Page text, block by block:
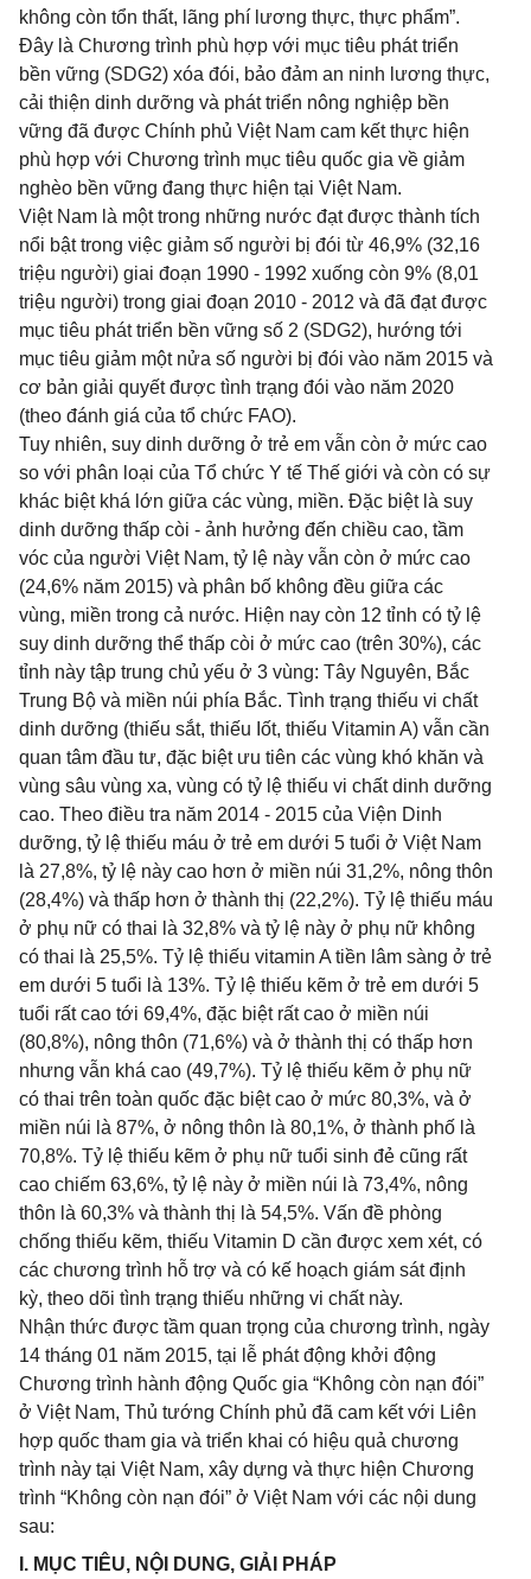
không còn tổn thất, lãng phí lương thực, thực phẩm”.
Đây là Chương trình phù hợp với mục tiêu phát triển
bền vững (SDG2) xóa đói, bảo đảm an ninh lương thực,
cải thiện dinh dưỡng và phát triển nông nghiệp bền
vững đã được Chính phủ Việt Nam cam kết thực hiện
phù hợp với Chương trình mục tiêu quốc gia về giảm
nghèo bền vững đang thực hiện tại Việt Nam.
Việt Nam là một trong những nước đạt được thành tích
nổi bật trong việc giảm số người bị đói từ 46,9% (32,16
triệu người) giai đoạn 1990 - 1992 xuống còn 9% (8,01
triệu người) trong giai đoạn 2010 - 2012 và đã đạt được
mục tiêu phát triển bền vững số 2 (SDG2), hướng tới
mục tiêu giảm một nửa số người bị đói vào năm 2015 và
cơ bản giải quyết được tình trạng đói vào năm 2020
(theo đánh giá của tổ chức FAO).
Tuy nhiên, suy dinh dưỡng ở trẻ em vẫn còn ở mức cao
so với phân loại của Tổ chức Y tế Thế giới và còn có sự
khác biệt khá lớn giữa các vùng, miền. Đặc biệt là suy
dinh dưỡng thấp còi - ảnh hưởng đến chiều cao, tầm
vóc của người Việt Nam, tỷ lệ này vẫn còn ở mức cao
(24,6% năm 2015) và phân bố không đều giữa các
vùng, miền trong cả nước. Hiện nay còn 12 tỉnh có tỷ lệ
suy dinh dưỡng thể thấp còi ở mức cao (trên 30%), các
tỉnh này tập trung chủ yếu ở 3 vùng: Tây Nguyên, Bắc
Trung Bộ và miền núi phía Bắc. Tình trạng thiếu vi chất
dinh dưỡng (thiếu sắt, thiếu Iốt, thiếu Vitamin A) vẫn cần
quan tâm đầu tư, đặc biệt ưu tiên các vùng khó khăn và
vùng sâu vùng xa, vùng có tỷ lệ thiếu vi chất dinh dưỡng
cao. Theo điều tra năm 2014 - 2015 của Viện Dinh
dưỡng, tỷ lệ thiếu máu ở trẻ em dưới 5 tuổi ở Việt Nam
là 27,8%, tỷ lệ này cao hơn ở miền núi 31,2%, nông thôn
(28,4%) và thấp hơn ở thành thị (22,2%). Tỷ lệ thiếu máu
ở phụ nữ có thai là 32,8% và tỷ lệ này ở phụ nữ không
có thai là 25,5%. Tỷ lệ thiếu vitamin A tiền lâm sàng ở trẻ
em dưới 5 tuổi là 13%. Tỷ lệ thiếu kẽm ở trẻ em dưới 5
tuổi rất cao tới 69,4%, đặc biệt rất cao ở miền núi
(80,8%), nông thôn (71,6%) và ở thành thị có thấp hơn
nhưng vẫn khá cao (49,7%). Tỷ lệ thiếu kẽm ở phụ nữ
có thai trên toàn quốc đặc biệt cao ở mức 80,3%, và ở
miền núi là 87%, ở nông thôn là 80,1%, ở thành phố là
70,8%. Tỷ lệ thiếu kẽm ở phụ nữ tuổi sinh đẻ cũng rất
cao chiếm 63,6%, tỷ lệ này ở miền núi là 73,4%, nông
thôn là 60,3% và thành thị là 54,5%. Vấn đề phòng
chống thiếu kẽm, thiếu Vitamin D cần được xem xét, có
các chương trình hỗ trợ và có kế hoạch giám sát định
kỳ, theo dõi tình trạng thiếu những vi chất này.
Nhận thức được tầm quan trọng của chương trình, ngày
14 tháng 01 năm 2015, tại lễ phát động khởi động
Chương trình hành động Quốc gia “Không còn nạn đói”
ở Việt Nam, Thủ tướng Chính phủ đã cam kết với Liên
hợp quốc tham gia và triển khai có hiệu quả chương
trình này tại Việt Nam, xây dựng và thực hiện Chương
trình “Không còn nạn đói” ở Việt Nam với các nội dung
sau:
I. MỤC TIÊU, NỘI DUNG, GIẢI PHÁP